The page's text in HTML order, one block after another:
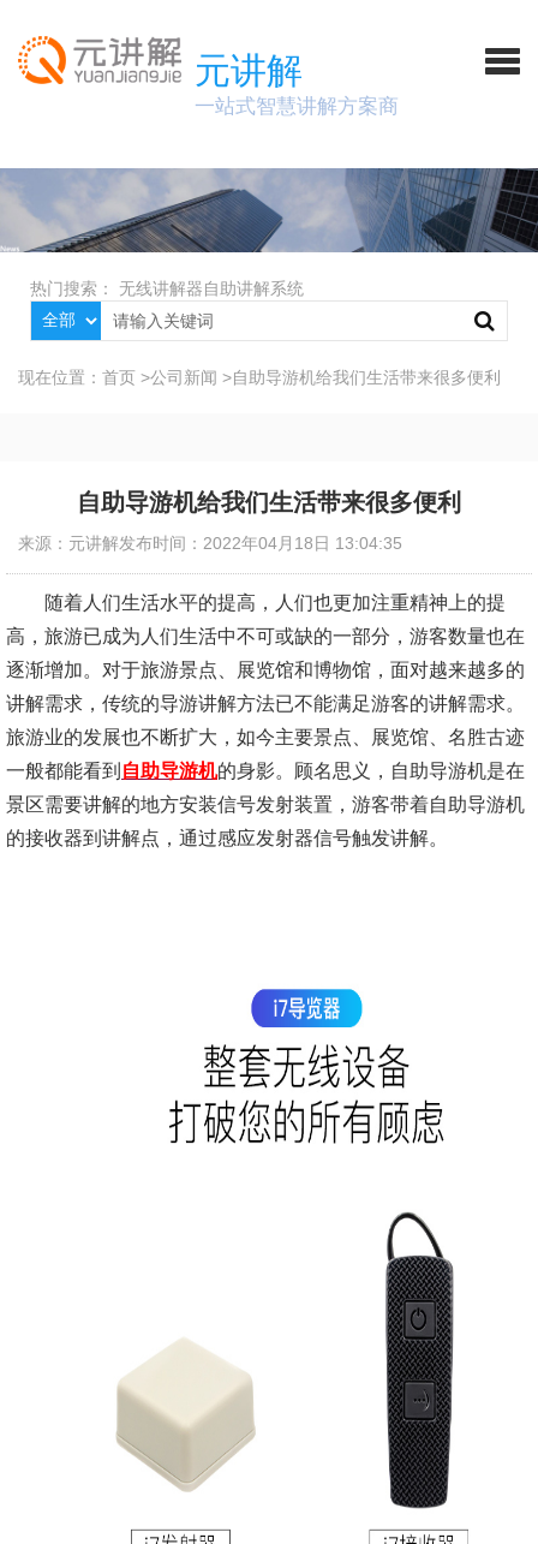
元讲解
一站式智慧讲解方案商
热门搜索： 无线讲解器自助讲解系统
现在位置： 首页 >公司新闻 >自助导游机给我们生活带来很多便利
自助导游机给我们生活带来很多便利
来源：元讲解发布时间：2022年04月18日 13:04:35
随着人们生活水平的提高，人们也更加注重精神上的提
高，旅游已成为人们生活中不可或缺的一部分，游客数量也在
逐渐增加。对于旅游景点、展览馆和博物馆，面对越来越多的
讲解需求，传统的导游讲解方法已不能满足游客的讲解需求。
旅游业的发展也不断扩大，如今主要景点、展览馆、名胜古迹
一般都能看到 自助导游机的身影。顾名思义，自助导游机是在
景区需要讲解的地方安装信号发射装置，游客带着自助导游机
的接收器到讲解点，通过感应发射器信号触发讲解。